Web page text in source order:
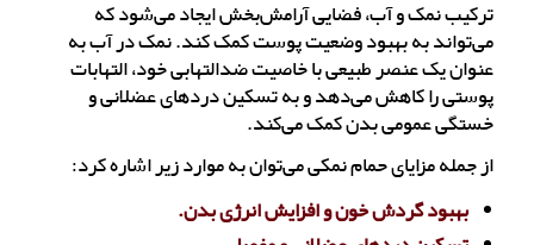
ترکیب نمک و آب، فضایی آرامش‌بخش ایجاد می‌شود که
می‌تواند به بهبود وضعیت پوست کمک کند. نمک در آب به
عنوان یک عنصر طبیعی با خاصیت ضدالتهابی خود، التهابات
پوستی را کاهش می‌دهد و به تسکین دردهای عضلانی و
خستگی عمومی بدن کمک می‌کند.
از جمله مزایای حمام نمکی می‌توان به موارد زیر اشاره کرد:
بهبود گردش خون و افزایش انرژی بدن.